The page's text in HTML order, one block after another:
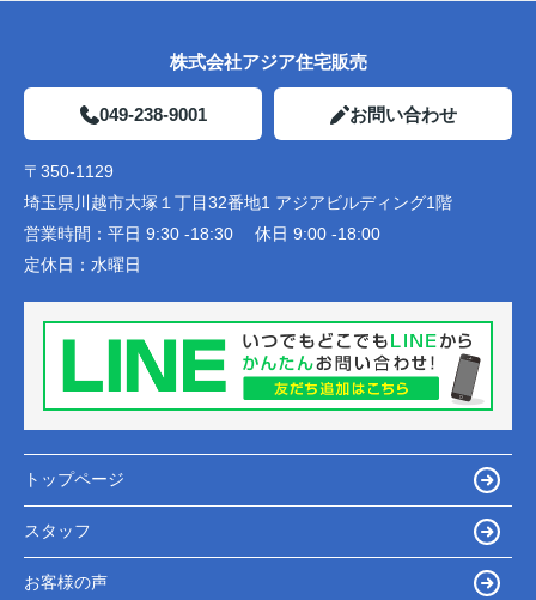
株式会社アジア住宅販売
049-238-9001 お問い合わせ
〒350-1129
埼玉県川越市大塚１丁目32番地1 アジアビルディング1階
営業時間： 平日 9:30 -18:30 休日 9:00 -18:00
定休日： 水曜日
トップページ
スタッフ
お客様の声